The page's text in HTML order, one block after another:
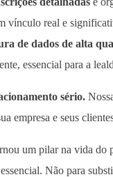
vínculo real e
de dados de alta
essencial para a
sério.
empresa e seus
um pilar na vida
Não para